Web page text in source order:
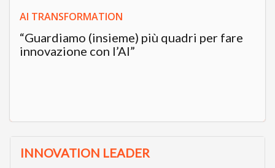
AI TRANSFORMATION
“Guardiamo (insieme) più quadri per fare
innovazione con l’AI”
INNOVATION LEADER